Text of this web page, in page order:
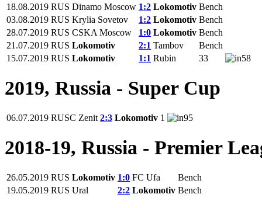
18.08.2019 RUS Dinamo Moscow 1:2 Lokomotiv Bench
03.08.2019 RUS Krylia Sovetov 1:2 Lokomotiv Bench
28.07.2019 RUS CSKA Moscow 1:0 Lokomotiv Bench
21.07.2019 RUS Lokomotiv 2:1 Tambov
Bench
15.07.2019 RUS Lokomotiv 1:1 Rubin 33 58
2019, Russia - Super Cup
06.07.2019 RUSC Zenit 2:3 Lokomotiv 1 95
2018-19, Russia - Premier
26.05.2019 RUS Lokomotiv 1:0 FC Ufa
Bench
19.05.2019 RUS Ural 2:2 Lokomotiv Bench